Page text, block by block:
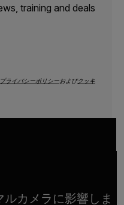
training and deals
プライバシーポリシーおよびクッキ
カメラに影響しま